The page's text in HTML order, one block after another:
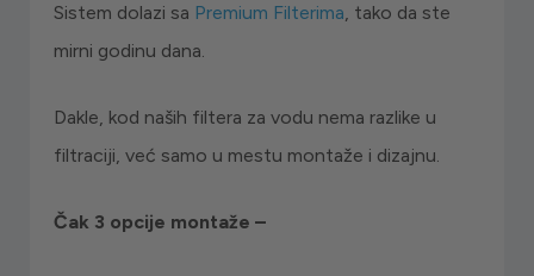
Sistem dolazi sa Premium Filterima, tako da ste
mirni godinu dana.
Dakle, kod naših filtera za vodu nema razlike u
filtraciji, već samo u mestu montaže i dizajnu.
Čak 3 opcije montaže –